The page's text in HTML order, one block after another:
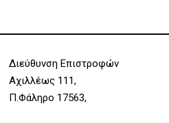
Διεύθυνση Επιστροφών
Αχιλλέως 111,
Π.Φάληρο 17563,